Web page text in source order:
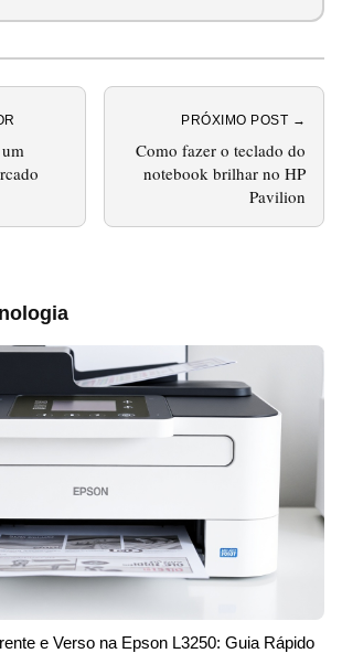
PRÓXIMO POST →
Como fazer o teclado do
notebook brilhar no HP
Pavilion
e Verso na Epson L3250: Guia Rápido